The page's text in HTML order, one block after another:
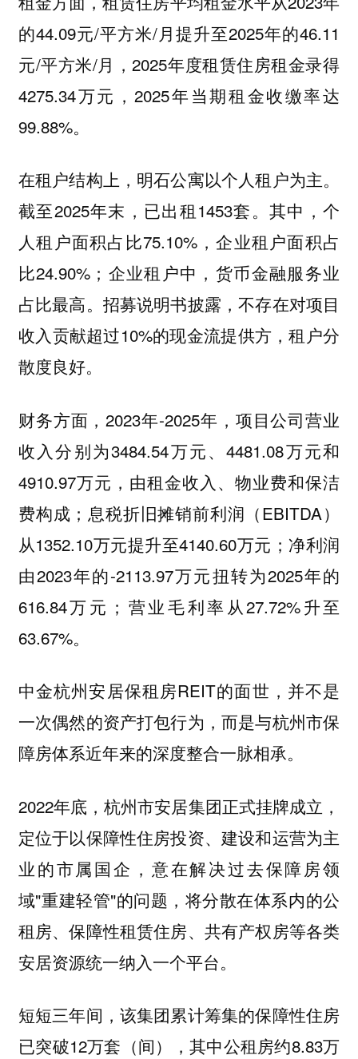
的44.09元/平方米/月提升至2025年的46.11
元/平方米/月，2025年度租赁住房租金录得
4275.34万元，2025年当期租金收缴率达
99.88%。
在租户结构上，明石公寓以个人租户为主。
截至2025年末，已出租1453套。其中，个
人租户面积占比75.10%，企业租户面积占
比24.90%；企业租户中，货币金融服务业
占比最高。招募说明书披露，不存在对项目
收入贡献超过10%的现金流提供方，租户分
散度良好。
财务方面，2023年-2025年，项目公司营业
收入分别为3484.54万元、4481.08万元和
4910.97万元，由租金收入、物业费和保洁
费构成；息税折旧摊销前利润（EBITDA）
从1352.10万元提升至4140.60万元；净利润
由2023年的-2113.97万元扭转为2025年的
616.84万元；营业毛利率从27.72%升至
63.67%。
中金杭州安居保租房REIT的面世，并不是
一次偶然的资产打包行为，而是与杭州市保
障房体系近年来的深度整合一脉相承。
2022年底，杭州市安居集团正式挂牌成立，
定位于以保障性住房投资、建设和运营为主
业的市属国企，意在解决过去保障房领
域"重建轻管"的问题，将分散在体系内的公
租房、保障性租赁住房、共有产权房等各类
安居资源统一纳入一个平台。
短短三年间，该集团累计筹集的保障性住房
已突破12万套（间），其中公租房约8.83万